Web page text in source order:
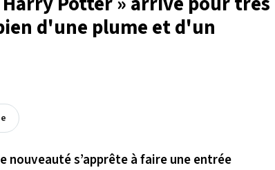
d'une plume et d'un
s’apprête à faire une entrée